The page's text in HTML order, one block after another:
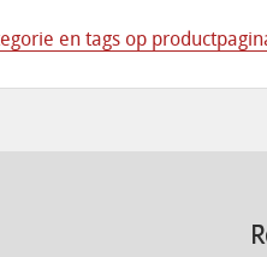
en tags op